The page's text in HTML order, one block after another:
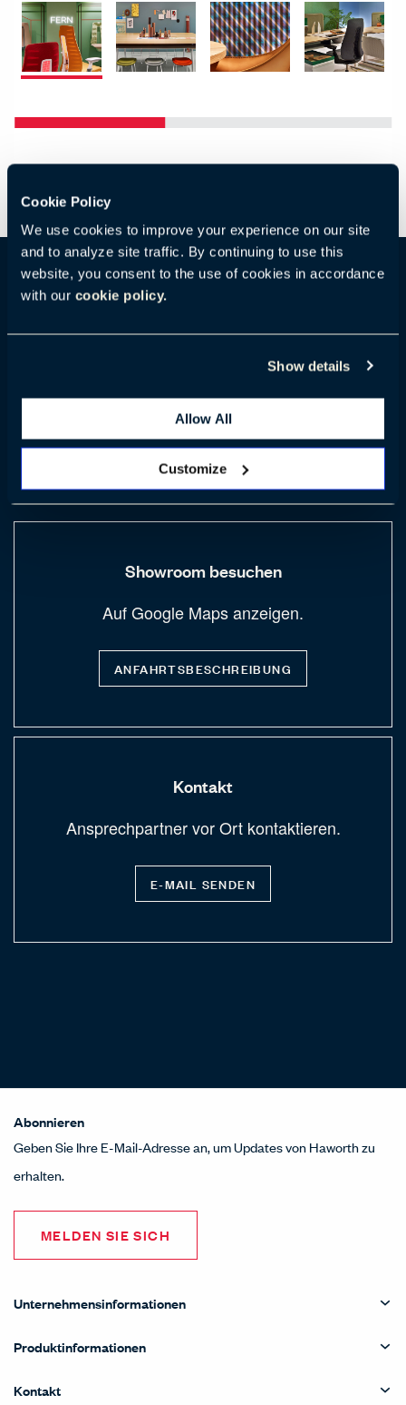
Cookie Policy
We use cookies to improve your experience on our site
and to analyze site traffic. By continuing to use this
website, you consent to the use of cookies in accordance
with our cookie policy.
Show details
Allow All
Customize
Details zum Standort
222 Merchandise Mart Suite 312 Chicago, IL 60654
(Vereinigte Staaten)
+ 1.312.644.3983
Showroom besuchen
Auf Google Maps anzeigen.
ANFAHRTSBESCHREIBUNG
Kontakt
Ansprechpartner vor Ort kontaktieren.
E-MAIL SENDEN
Abonnieren
Geben Sie Ihre E-Mail-Adresse an, um Updates von Haworth zu
erhalten.
MELDEN SIE SICH
Unternehmensinformationen
Produktinformationen
Kontakt